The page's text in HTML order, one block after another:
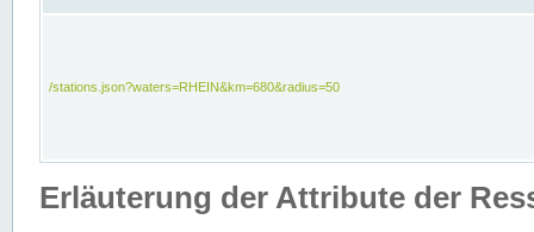
/stations.json?waters=RHEIN&km=680&radius=50
Erläuterung der Attribute der